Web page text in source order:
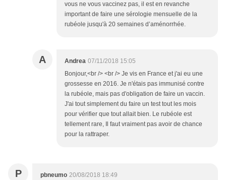
vous ne vous vaccinez pas, il est en revanche
important de faire une sérologie mensuelle de la
rubéole jusqu'à 20 semaines d’aménorrhée.
A Andrea 07/11/2018 15:05
Bonjour,<br /> <br /> Je vis en France et j'ai eu une
grossesse en 2016. Je n'étais pas immunisé contre
la rubéole, mais pas d'obligation de faire un vaccin.
J'ai tout simplement du faire un test tout les mois
pour vérifier que tout allait bien. Le rubéole est
tellement rare, Il faut vraiment pas avoir de chance
pour la rattraper.
P pbneumo 20/08/2018 18:49